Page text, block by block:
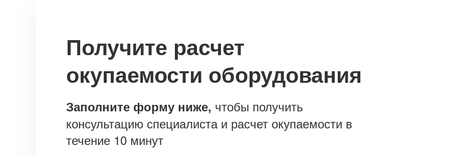
Получите расчет
окупаемости оборудования
Заполните форму ниже, чтобы получить
консультацию специалиста и расчет окупаемости в
течение 10 минут